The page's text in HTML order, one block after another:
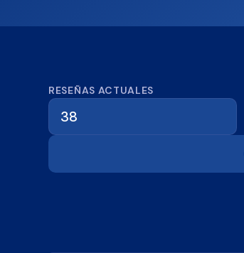
Calculadora de reseñas
RESEÑAS ACTUALES